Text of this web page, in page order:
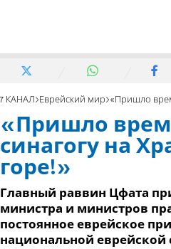
7 КАНАЛ Еврейский мир «Пришло время
«Пришло
синагогу на
горе!»
Главный раввин Цфата
министра и министров
постоянное еврейское
национальной еврейской